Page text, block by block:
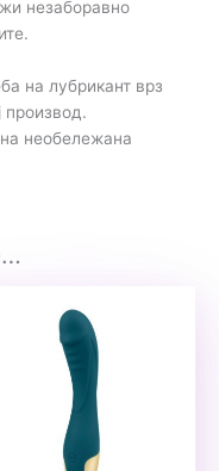
незаборавно
на лубрикант врз
производ.
необележана